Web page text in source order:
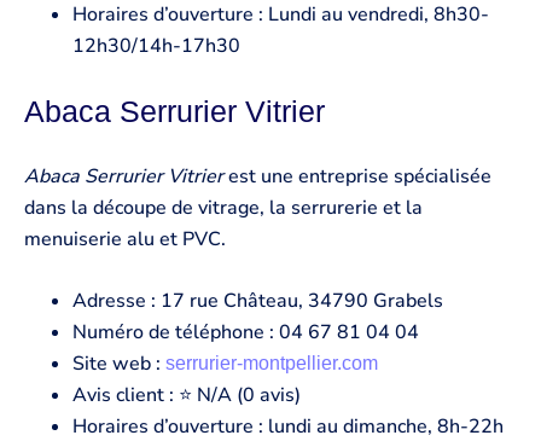
Horaires d’ouverture : Lundi au vendredi, 8h30-
12h30/14h-17h30
Abaca Serrurier Vitrier
Abaca Serrurier Vitrierest une entreprise spécialisée
dans la découpe de vitrage, la serrurerie et la
menuiserie alu et PVC.
Adresse : 17 rue Château, 34790 Grabels
Numéro de téléphone : 04 67 81 04 04
Site web : serrurier-montpellier.com
Avis client : ⭐ N/A (0 avis)
Horaires d’ouverture : lundi au dimanche, 8h-22h